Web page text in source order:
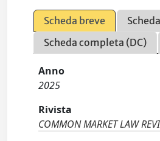
Scheda breve
Scheda completa (DC)
Anno
2025
Rivista
COMMON MARKET LAW